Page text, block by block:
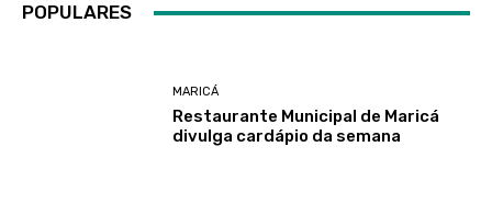
POPULARES
MARICÁ
Restaurante Municipal de Maricá
divulga cardápio da semana